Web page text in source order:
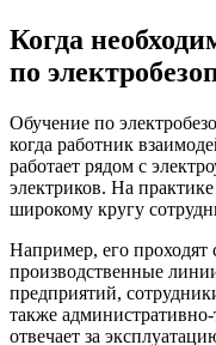
Когда
по
Обучение по
когда работник
работает рядом с
электриков. На
широкому кругу
Например, его
производственные
предприятий,
также
отвечает за